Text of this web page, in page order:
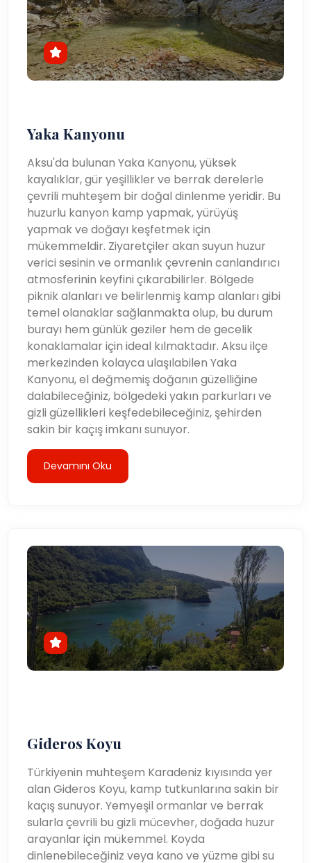
Yaka Kanyonu
Aksu'da bulunan Yaka Kanyonu, yüksek
kayalıklar, gür yeşillikler ve berrak derelerle
çevrili muhteşem bir doğal dinlenme yeridir. Bu
huzurlu kanyon kamp yapmak, yürüyüş
yapmak ve doğayı keşfetmek için
mükemmeldir. Ziyaretçiler akan suyun huzur
verici sesinin ve ormanlık çevrenin canlandırıcı
atmosferinin keyfini çıkarabilirler. Bölgede
piknik alanları ve belirlenmiş kamp alanları gibi
temel olanaklar sağlanmakta olup, bu durum
burayı hem günlük geziler hem de gecelik
konaklamalar için ideal kılmaktadır. Aksu ilçe
merkezinden kolayca ulaşılabilen Yaka
Kanyonu, el değmemiş doğanın güzelliğine
dalabileceğiniz, bölgedeki yakın parkurları ve
gizli güzellikleri keşfedebileceğiniz, şehirden
sakin bir kaçış imkanı sunuyor.
Devamını Oku
Gideros Koyu
Türkiyenin muhteşem Karadeniz kıyısında yer
alan Gideros Koyu, kamp tutkunlarına sakin bir
kaçış sunuyor. Yemyeşil ormanlar ve berrak
sularla çevrili bu gizli mücevher, doğada huzur
arayanlar için mükemmel. Koyda
dinlenebileceğiniz veya kano ve yüzme gibi su